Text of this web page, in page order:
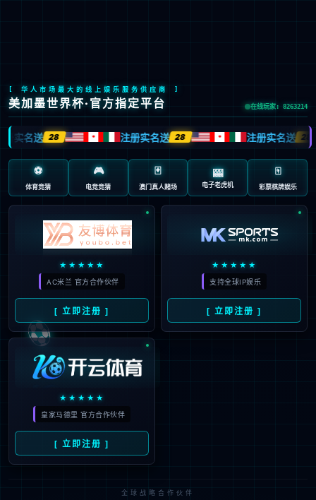
新闻中心
返回列表
爱在朝夕 守护万家 | UED官网健康广
东行年度公益回顾
发布时间 : 2026-05-20